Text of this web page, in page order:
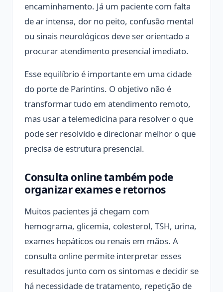
encaminhamento. Já um paciente com falta
de ar intensa, dor no peito, confusão mental
ou sinais neurológicos deve ser orientado a
procurar atendimento presencial imediato.
Esse equilíbrio é importante em uma cidade
do porte de Parintins. O objetivo não é
transformar tudo em atendimento remoto,
mas usar a telemedicina para resolver o que
pode ser resolvido e direcionar melhor o que
precisa de estrutura presencial.
Consulta online também pode
organizar exames e retornos
Muitos pacientes já chegam com
hemograma, glicemia, colesterol, TSH, urina,
exames hepáticos ou renais em mãos. A
consulta online permite interpretar esses
resultados junto com os sintomas e decidir se
há necessidade de tratamento, repetição de